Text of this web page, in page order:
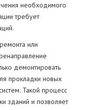
необходимого
требует
или
демонтировать
прокладки новых
Такой процесс
зданий и позволяет